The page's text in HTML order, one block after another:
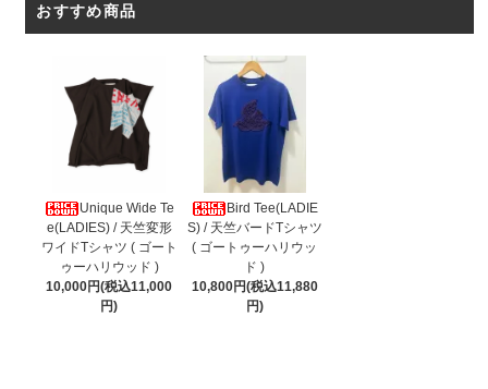
おすすめ商品
Unique Wide Te
e(LADIES) / 天竺変形
ワイドTシャツ ( ゴート
ゥーハリウッド )
10,000円(税込11,000
円)
Bird Tee(LADIE
S) / 天竺バードTシャツ
( ゴートゥーハリウッ
ド )
10,800円(税込11,880
円)